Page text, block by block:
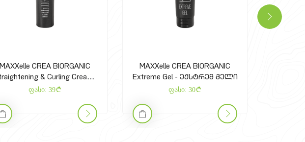
MAXXelle CREA BIORGANIC
& Curling Cream-
Gel - გამასწორებელი და
ფასი: 39
MAXXelle CREA BIORGANIC
Extreme Gel - ექსტრემ გელი
ფასი: 30